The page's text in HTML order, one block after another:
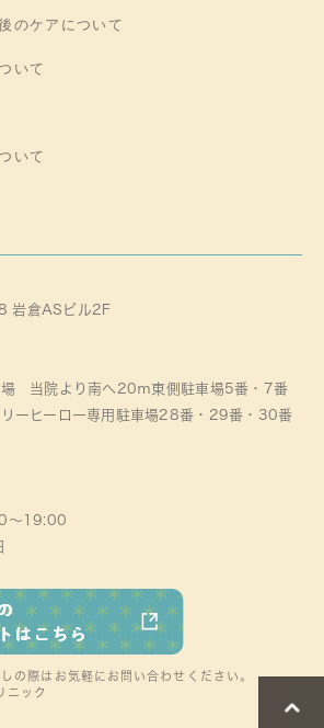
のケアについて
いて
いて
岩倉ASビル2F
場 当院より南へ20ｍ東側駐車場5番・7番
リーヒーロー専用駐車場28番・29番・30番
～19:00
の際はお気軽にお問い合わせください。
ニック